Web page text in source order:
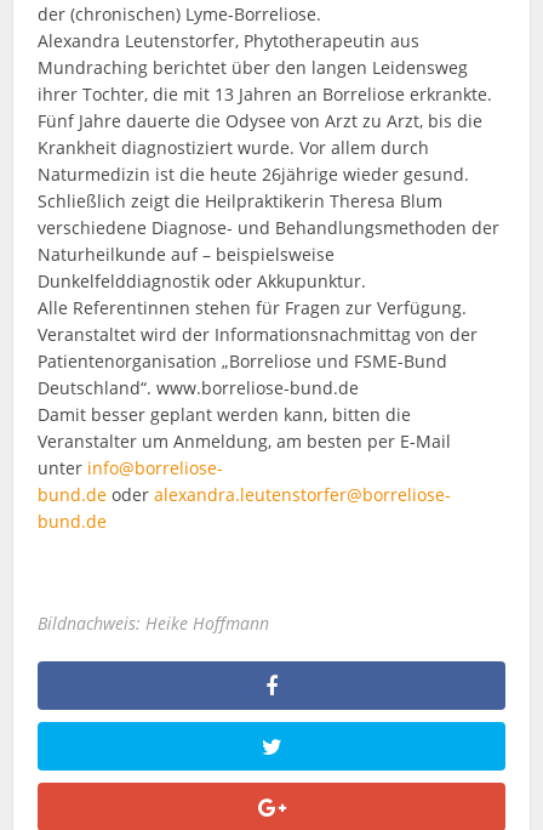
der (chronischen) Lyme-Borreliose.
Alexandra Leutenstorfer, Phytotherapeutin aus
Mundraching berichtet über den langen Leidensweg
ihrer Tochter, die mit 13 Jahren an Borreliose erkrankte.
Fünf Jahre dauerte die Odysee von Arzt zu Arzt, bis die
Krankheit diagnostiziert wurde. Vor allem durch
Naturmedizin ist die heute 26jährige wieder gesund.
Schließlich zeigt die Heilpraktikerin Theresa Blum
verschiedene Diagnose- und Behandlungsmethoden der
Naturheilkunde auf – beispielsweise
Dunkelfelddiagnostik oder Akkupunktur.
Alle Referentinnen stehen für Fragen zur Verfügung.
Veranstaltet wird der Informationsnachmittag von der
Patientenorganisation „Borreliose und FSME-Bund
Deutschland“. www.borreliose-bund.de
Damit besser geplant werden kann, bitten die
Veranstalter um Anmeldung, am besten per E-Mail
unter info@borreliose-
bund.de oderalexandra.leutenstorfer@borreliose-
bund.de
Bildnachweis: Heike Hoffmann